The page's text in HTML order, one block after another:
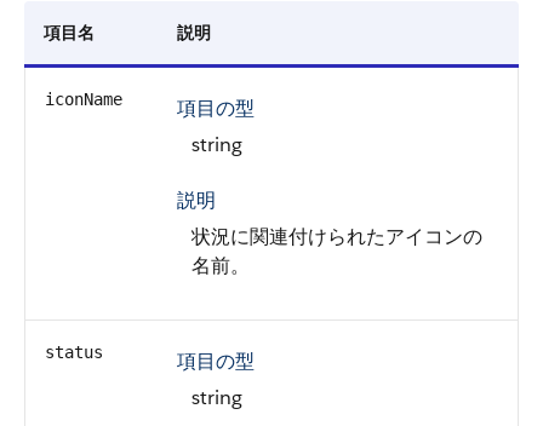
項目名 説明
iconName
項目の型
string
説明
状況に関連付けられたアイコンの
名前。
status
項目の型
string